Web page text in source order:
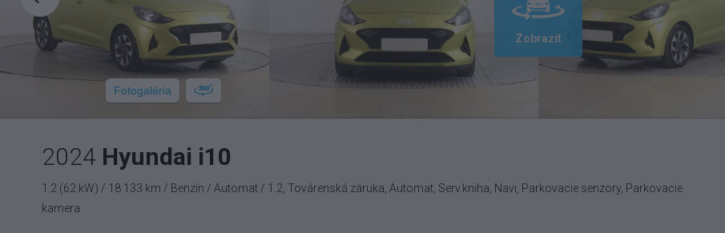
Zobrazit
Fotogaléria
2024 Hyundai i10
1.2 (62 kW) / 18 133 km / Benzín / Automat / 1.2, Továrenská záruka, Automat, Serv.kniha, Navi, Parkovacie senzory, Parkovacie
kamera